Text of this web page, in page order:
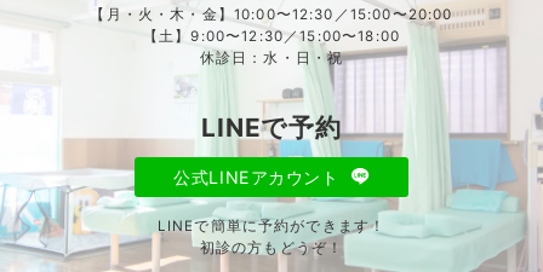
【月・火・木・金】10:00〜12:30／15:00〜20:00
【土】9:00〜12:30／15:00〜18:00
休診日：水・日・祝
LINEで予約
公式LINEアカウント
LINEで簡単に予約ができます！
初診の方もどうぞ！